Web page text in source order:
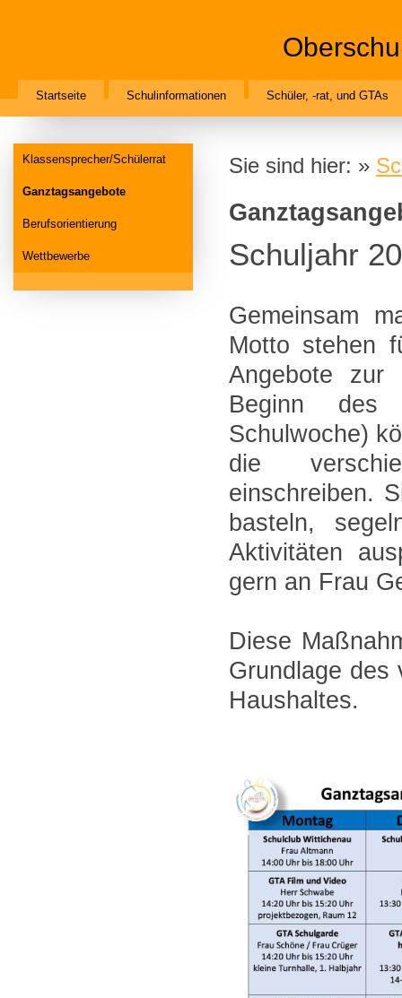
Startseite Schulinformationen Schüler, -rat, und GTAs
Klassensprecher/Schülerrat
Ganztagsangebote
Berufsorientierung
Wettbewerbe
Sie sind hier: »
Schuljahr
Gemeinsam
Motto stehen
Angebote zur
Beginn
Schulwoche)
die
einschreiben.
basteln,
Aktivitäten
gern an Frau
Diese
Grundlage des
Haushaltes.